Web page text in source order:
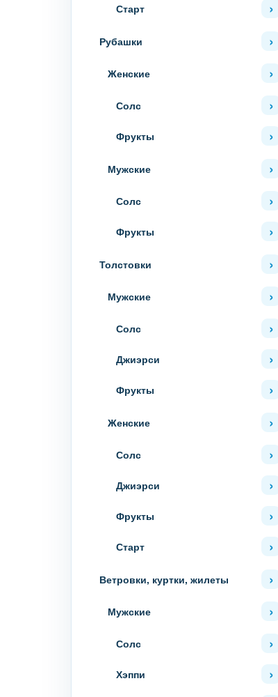
Старт
Рубашки
Женские
Солс
Фрукты
Мужские
Солс
Фрукты
Толстовки
Мужские
Солс
Джиэрси
Фрукты
Женские
Солс
Джиэрси
Фрукты
Старт
Ветровки, куртки, жилеты
Мужские
Солс
Хэппи